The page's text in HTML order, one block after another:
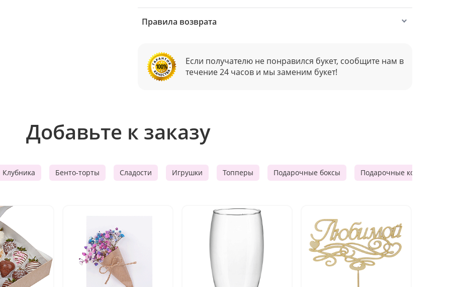
Правила возврата
Если получателю не понравился букет, сообщите нам в
течение 24 часов и мы заменим букет!
Добавьте к заказу
Клубника Бенто-торты Сладости Игрушки Топперы Подарочные боксы Подарочные корзины